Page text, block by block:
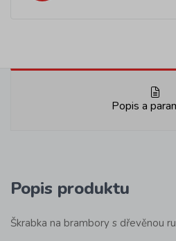
Popis a
Popis produktu
Škrabka na brambory s dřevěnou